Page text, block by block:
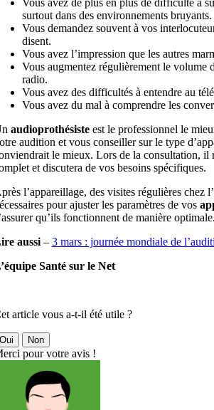
Vous avez de plus en plus de difficulté à
surtout dans des environnements bruyants.
Vous demandez souvent à vos
disent.
Vous avez l’impression que les autres
Vous augmentez régulièrement le volume
radio.
Vous avez des difficultés à entendre au
Vous avez du mal à comprendre les
audioprothésiste est le professionnel le
audition et vous conseiller sur le type
le mieux. Lors de la consultation, il
et discutera de vos besoins spécifiques.
l’appareillage, des visites régulières chez
pour ajuster les paramètres de vos
qu’ils fonctionnent de manière optimale.
aussi– 3 mars : journée mondiale de
Santé sur le Net
article vous a-t-il été utile ?
Non
pour votre avis !